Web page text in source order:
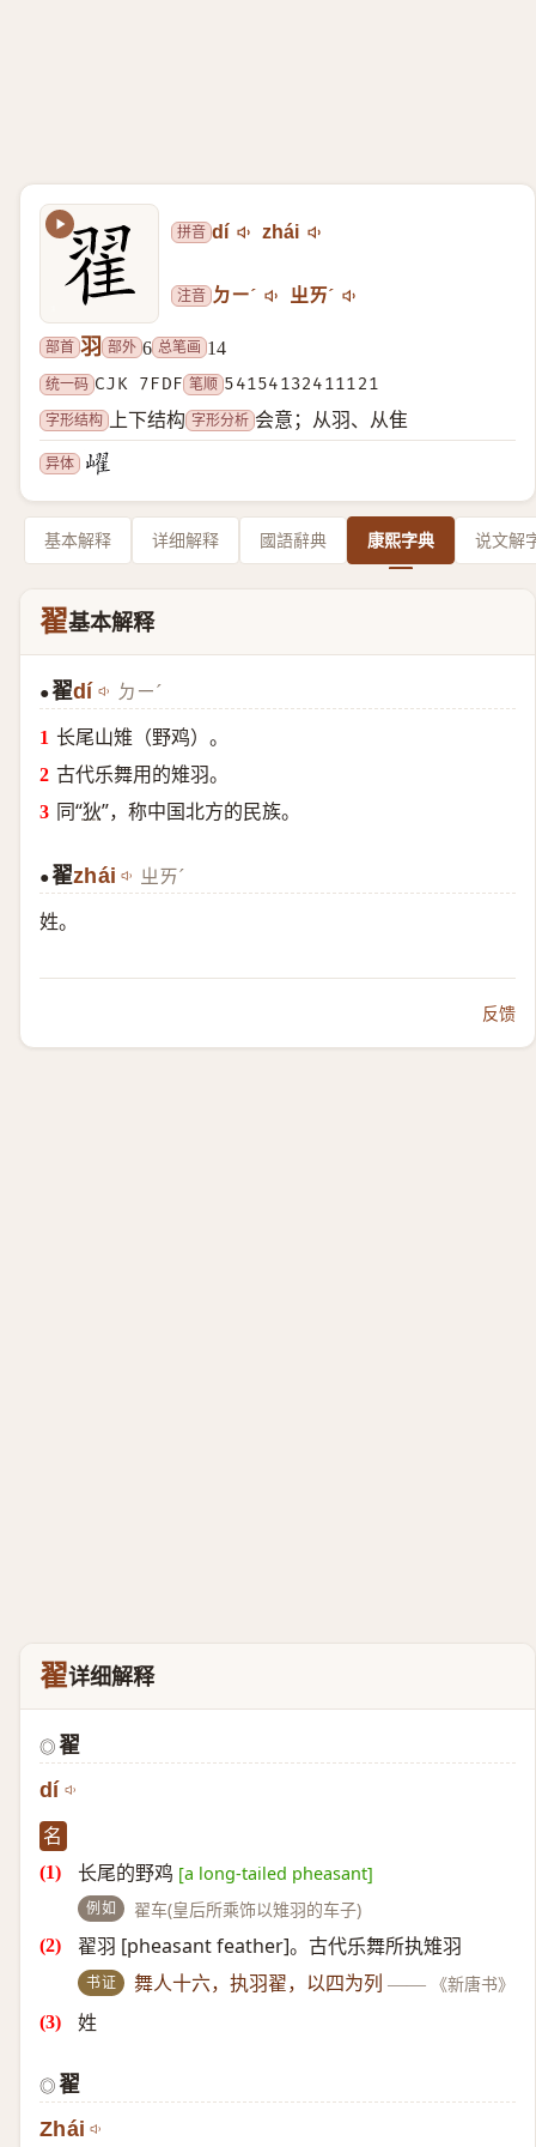
拼音 dí zhái
注音 ㄉㄧˊ ㄓㄞˊ
部首 羽 部外 6 总笔画 14
统一码 CJK 7FDF 笔顺 54154132411121
字形结构
上下结构 字形分析 会意；从羽、从隹
异体
基本解释 详细解释 國語辭典 康熙字典 说文解
翟基本解释
●翟dí ㄉㄧˊ
长尾山雉（野鸡）。
古代乐舞用的雉羽。
同“狄”，称中国北方的民族。
●翟zhái ㄓㄞˊ
姓。
反馈
翟详细解释
◎ 翟
dí
名
长尾的野鸡 [a long-tailed pheasant]
例如 翟车(皇后所乘饰以雉羽的车子)
翟羽 [pheasant feather]。古代乐舞所执雉羽
书证 舞人十六，执羽翟，以四为列 —— 《新唐书》
姓
◎ 翟
Zhái